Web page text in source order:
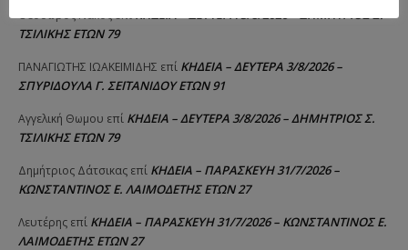
Θεόδωρος ΝάκοςεπίΚΗΔΕΙΑ – ΔΕΥΤΕΡΑ 3/8/2026 – ΔΗΜΗΤΡΙΟΣ Σ.
ΤΣΙΛΙΚΗΣ ΕΤΩΝ 79
ΠΑΝΑΓΙΩΤΗΣ IΩΑΚΕΙΜΙΔΗΣ επί ΚΗΔΕΙΑ – ΔΕΥΤΕΡΑ 3/8/2026 –
ΣΠΥΡΙΔΟΥΛΑ Γ. ΣΕΪΤΑΝΙΔΟΥ ΕΤΩΝ 91
Αγγελική Θωμου επί ΚΗΔΕΙΑ – ΔΕΥΤΕΡΑ 3/8/2026 – ΔΗΜΗΤΡΙΟΣ Σ.
ΤΣΙΛΙΚΗΣ ΕΤΩΝ 79
Δημήτριος Δάτσικας επί ΚΗΔΕΙΑ – ΠΑΡΑΣΚΕΥΗ 31/7/2026 –
ΚΩΝΣΤΑΝΤΙΝΟΣ Ε. ΛΑΙΜΟΔΕΤΗΣ ΕΤΩΝ 27
Λευτέρης επί ΚΗΔΕΙΑ – ΠΑΡΑΣΚΕΥΗ 31/7/2026 – ΚΩΝΣΤΑΝΤΙΝΟΣ Ε.
ΛΑΙΜΟΔΕΤΗΣ ΕΤΩΝ 27